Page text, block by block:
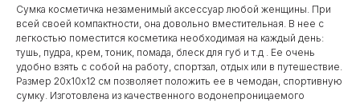
Сумка косметичка незаменимый аксессуар любой женщины. При
всей своей компактности, она довольно вместительная. В нее с
легкостью поместится косметика необходимая на каждый день:
тушь, пудра, крем, тоник, помада, блеск для губ и т.д . Ее очень
удобно взять с собой на работу, спортзал, отдых или в путешествие.
Размер 20х10х12 см позволяет положить ее в чемодан, спортивную
сумку. Изготовлена из качественного водонепроницаемого